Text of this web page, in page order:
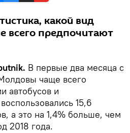
какой вид
всего предпочитают
В первые два месяца с
чаще всего
автобусов и
15,6
а это на 1,4% больше, чем
2018 года.